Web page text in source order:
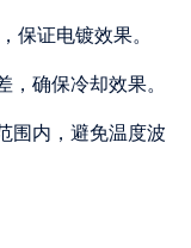
保证电镀效果。
确保冷却效果。
围内，避免温度波